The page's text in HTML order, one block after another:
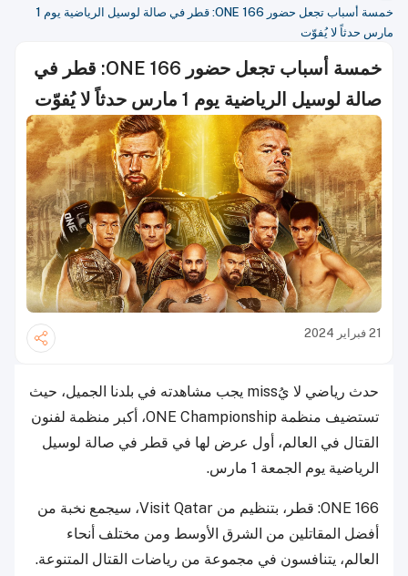
خمسة أسباب تجعل حضور ONE 166: قطر في صالة لوسيل الرياضية يوم 1
مارس حدثاً لا يُفوّت
خمسة أسباب تجعل حضور ONE 166: قطر في
صالة لوسيل الرياضية يوم 1 مارس حدثاً لا يُفوّت
21 فبراير 2024
حدث رياضي لا يُmiss يجب مشاهدته في بلدنا الجميل، حيث
تستضيف منظمة ONE Championship، أكبر منظمة لفنون
القتال في العالم، أول عرض لها في قطر في صالة لوسيل
الرياضية يوم الجمعة 1 مارس.
ONE 166: قطر، بتنظيم من Visit Qatar، سيجمع نخبة من
أفضل المقاتلين من الشرق الأوسط ومن مختلف أنحاء
العالم، يتنافسون في مجموعة من رياضات القتال المتنوعة.